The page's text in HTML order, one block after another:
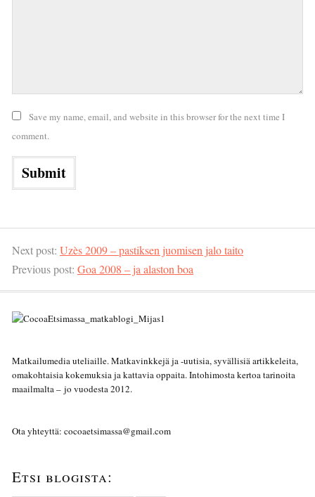
Save my name, email, and website in this browser for the next time I
comment.
Next post: Uzès 2009 – pastiksen juomisen jalo taito
Previous post: Goa 2008 – ja alaston boa
Matkailumedia uteliaille. Matkavinkkejä ja -uutisia, syvällisiä artikkeleita,
omakohtaisia kokemuksia ja kattavia oppaita. Intohimosta kertoa tarinoita
maailmalta – jo vuodesta 2012.
Ota yhteyttä: cocoaetsimassa@gmail.com
Etsi blogista: